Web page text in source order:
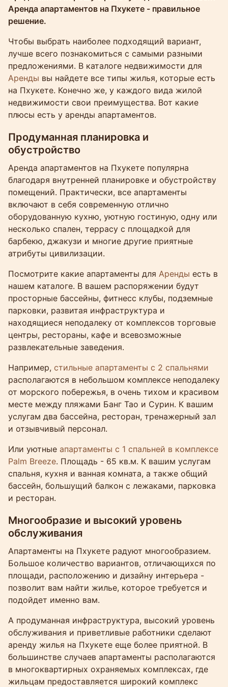
Аренда апартаментов на Пхукете - правильное
решение.
Чтобы выбрать наиболее подходящий вариант,
лучше всего познакомиться с самыми разными
предложениями. В каталоге недвижимости для
Аренды вы найдете все типы жилья, которые есть
на Пхукете. Конечно же, у каждого вида жилой
недвижимости свои преимущества. Вот какие
плюсы есть у аренды апартаментов.
Продуманная планировка и
обустройство
Аренда апартаментов на Пхукете популярна
благодаря внутренней планировке и обустройству
помещений. Практически, все апартаменты
включают в себя современную отлично
оборудованную кухню, уютную гостиную, одну или
несколько спален, террасу с площадкой для
барбекю, джакузи и многие другие приятные
атрибуты цивилизации.
Посмотрите какие апартаменты для Аренды есть в
нашем каталоге. В вашем распоряжении будут
просторные бассейны, фитнесс клубы, подземные
парковки, развитая инфраструктура и
находящиеся неподалеку от комплексов торговые
центры, рестораны, кафе и всевозможные
развлекательные заведения.
Например, стильные апартаменты с 2 спальнями
располагаются в небольшом комплексе неподалеку
от морского побережья, в очень тихом и красивом
месте между пляжами Банг Тао и Сурин. К вашим
услугам два бассейна, ресторан, тренажерный зал
и отзывчивый персонал.
Или уютные апартаменты с 1 спальней в комплексе
Palm Breeze. Площадь - 65 кв.м. К вашим услугам
спальня, кухня и ванная комната, а также общий
бассейн, большущий балкон с лежаками, парковка
и ресторан.
Многообразие и высокий уровень
обслуживания
Апартаменты на Пхукете радуют многообразием.
Большое количество вариантов, отличающихся по
площади, расположению и дизайну интерьера -
позволит вам найти жилье, которое требуется и
подойдет именно вам.
А продуманная инфраструктура, высокий уровень
обслуживания и приветливые работники сделают
аренду жилья на Пхукете еще более приятной. В
большинстве случаев апартаменты располагаются
в многоквартирных охраняемых комплексах, где
жильцам предоставляется широкий комплекс